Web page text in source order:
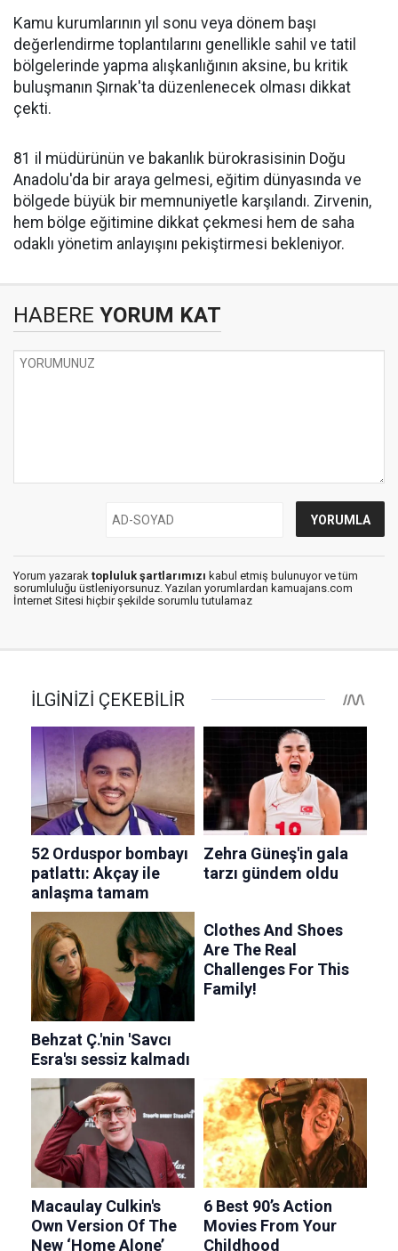
​Kamu kurumlarının yıl sonu veya dönem başı
değerlendirme toplantılarını genellikle sahil ve tatil
bölgelerinde yapma alışkanlığının aksine, bu kritik
buluşmanın Şırnak'ta düzenlenecek olması dikkat
çekti.
​81 il müdürünün ve bakanlık bürokrasisinin Doğu
Anadolu'da bir araya gelmesi, eğitim dünyasında ve
bölgede büyük bir memnuniyetle karşılandı. Zirvenin,
hem bölge eğitimine dikkat çekmesi hem de saha
odaklı yönetim anlayışını pekiştirmesi bekleniyor.
HABERE YORUM KAT
Yorum yazarak topluluk şartlarımızı kabul etmiş bulunuyor ve tüm
sorumluluğu üstleniyorsunuz. Yazılan yorumlardan kamuajans.com
İnternet Sitesi hiçbir şekilde sorumlu tutulamaz